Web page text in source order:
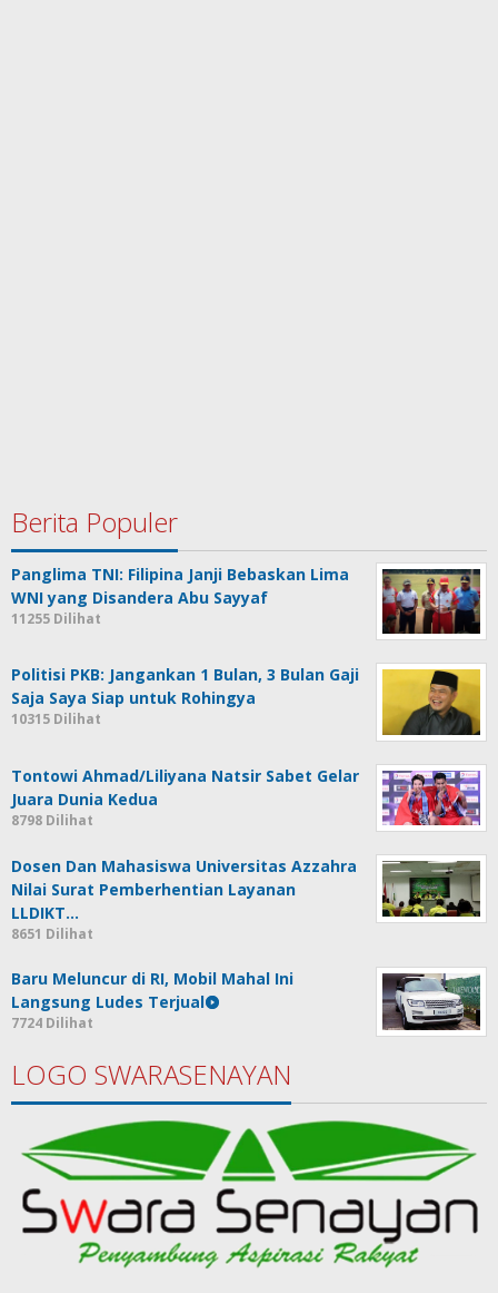
Berita Populer
Panglima TNI: Filipina Janji Bebaskan Lima
WNI yang Disandera Abu Sayyaf
11255 Dilihat
Politisi PKB: Jangankan 1 Bulan, 3 Bulan Gaji
Saja Saya Siap untuk Rohingya
10315 Dilihat
Tontowi Ahmad/Liliyana Natsir Sabet Gelar
Juara Dunia Kedua
8798 Dilihat
Dosen Dan Mahasiswa Universitas Azzahra
Nilai Surat Pemberhentian Layanan
LLDIKT…
8651 Dilihat
Baru Meluncur di RI, Mobil Mahal Ini
Langsung Ludes Terjual
7724 Dilihat
LOGO SWARASENAYAN